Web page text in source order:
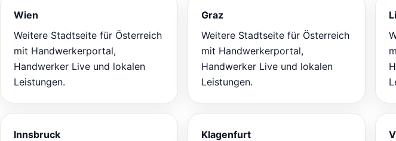
Wien
Weitere Stadtseite für Österreich
mit Handwerkerportal,
Handwerker Live und lokalen
Leistungen.
Graz
Weitere Stadtseite für Österreich
mit Handwerkerportal,
Handwerker Live und lokalen
Leistungen.
Innsbruck
Klagenfurt